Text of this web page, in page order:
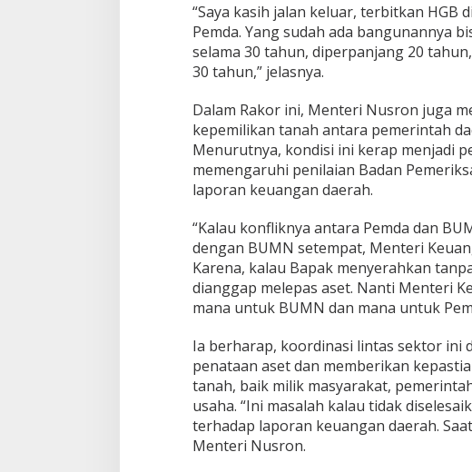
i
t
i
s
n
i
r
i
p
r
t
e
“Saya kasih jalan keluar, terbitkan HGB
Pemda. Yang sudah ada bangunannya
selama 30 tahun, diperpanjang 20
30 tahun,” jelasnya.
Dalam Rakor ini, Menteri Nusron juga
kepemilikan tanah antara pemerintah
Menurutnya, kondisi ini kerap menjadi
memengaruhi penilaian Badan
laporan keuangan daerah.
“Kalau konfliknya antara Pemda dan
dengan BUMN setempat, Menteri
Karena, kalau Bapak menyerahkan
dianggap melepas aset. Nanti Menteri
mana untuk BUMN dan mana untuk
Ia berharap, koordinasi lintas sektor ini
penataan aset dan memberikan
tanah, baik milik masyarakat,
usaha. “Ini masalah kalau tidak
terhadap laporan keuangan daerah.
Menteri Nusron.